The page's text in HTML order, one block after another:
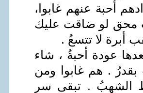
أحبة عنهم غابوا،
محق لو ضاقت عليك
أبرة لا تتسعُ .
عودة أحبةُ ، شاء
بقدرُ . هم غابوا ومن
الشهبُ . تبقى سر